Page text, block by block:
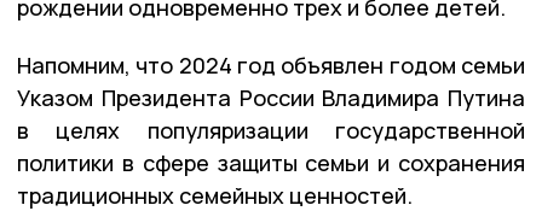
рождении одновременно трех и более детей.
Напомним, что 2024 год объявлен годом семьи
Указом Президента России Владимира Путина
в целях популяризации государственной
политики в сфере защиты семьи и сохранения
традиционных семейных ценностей.